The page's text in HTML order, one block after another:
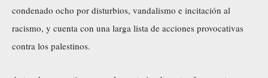
condenado ocho por disturbios, vandalismo e incitación al
racismo, y cuenta con una larga lista de acciones provocativas
contra los palestinos.